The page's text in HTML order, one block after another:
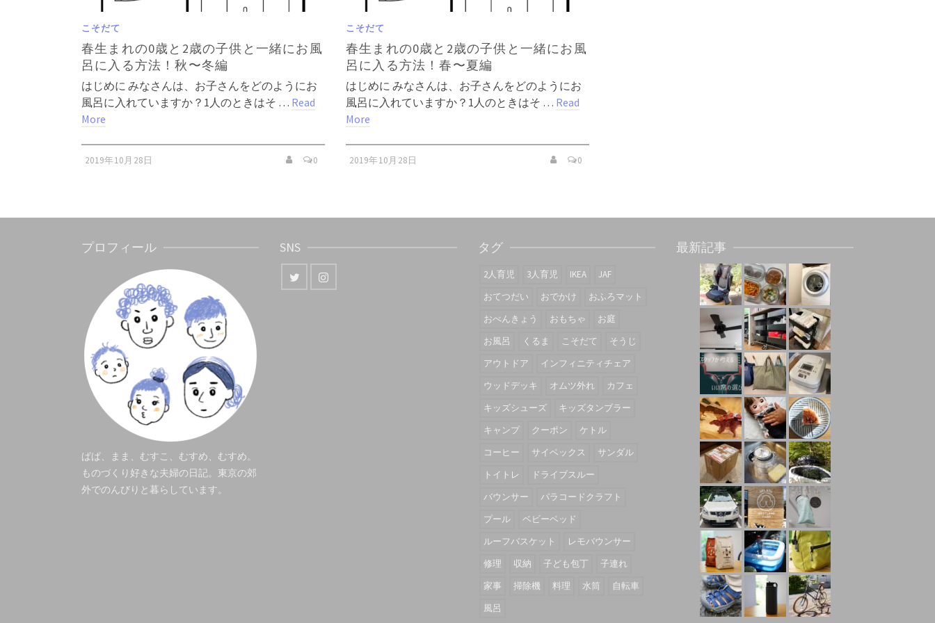
こそだて
春生まれの0歳と2歳の子供と一緒にお風
呂に入る方法！秋〜冬編
はじめに みなさんは、お子さんをどのようにお
風呂に入れていますか？1人のときはそ … Read
More
2019年10月28日 0
こそだて
春生まれの0歳と2歳の子供と一緒にお風
呂に入る方法！春〜夏編
はじめに みなさんは、お子さんをどのようにお
風呂に入れていますか？1人のときはそ … Read
More
2019年10月28日 0
プロフィール
ぱぱ、まま、むすこ、むすめ、むすめ。
ものづくり好きな夫婦の日記。東京の郊
外でのんびりと暮らしています。
SNS タグ
2人育児 3人育児 IKEA
JAF
おてつだい
おでかけ
おふろマット
おべんきょう
おもちゃ
お庭
お風呂
くるま こそだて
そうじ
アウトドア
インフィニティチェア
ウッドデッキ
オムツ外れ
カフェ
キッズシューズ
キッズタンブラー
キャンプ
クーポン
ケトル
コーヒー
サイベックス
サンダル
トイトレ
ドライブスルー
バウンサー
パラコードクラフト
プール
ベビーベッド
ルーフバスケット
レモバウンサー
修理
収納 子ども包丁
子連れ
家事
掃除機 料理 水筒
自転車
風呂
最新記事